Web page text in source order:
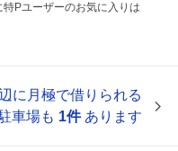
Pユーザーのお気に入りは
に月極で借りられる
車場も 1件あります